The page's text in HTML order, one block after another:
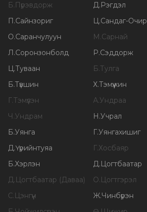
Б.Пүрэвдорж Д.Рэгдэл
П.Сайнзориг Ц.Сандаг-Очир
О.Саранчулуун М.Сарнай
Л.Соронзонболд Р.Сэддорж
Ц.Туваан Б.Тулга
Б.Түвшин Х.Тэмүүжин
Г.Тэмүүлэн А.Ундраа
Ч.Ундрам Н.Учрал
Б.Уянга Г.Уянгахишиг
Д.Үүрийнтуяа Г.Хосбаяр
Б.Хэрлэн Д.Цогтбаатар
Д.Цогтбаатар (Даваа) О.Цогтгэрэл
С.Цэнгүүн Ж.Чинбүрэн